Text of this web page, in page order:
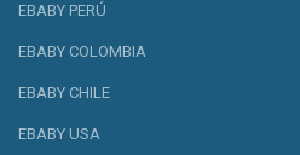
EBABY PERÚ
EBABY COLOMBIA
EBABY CHILE
EBABY USA